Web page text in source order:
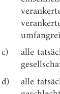
c)
alle
d)
alle